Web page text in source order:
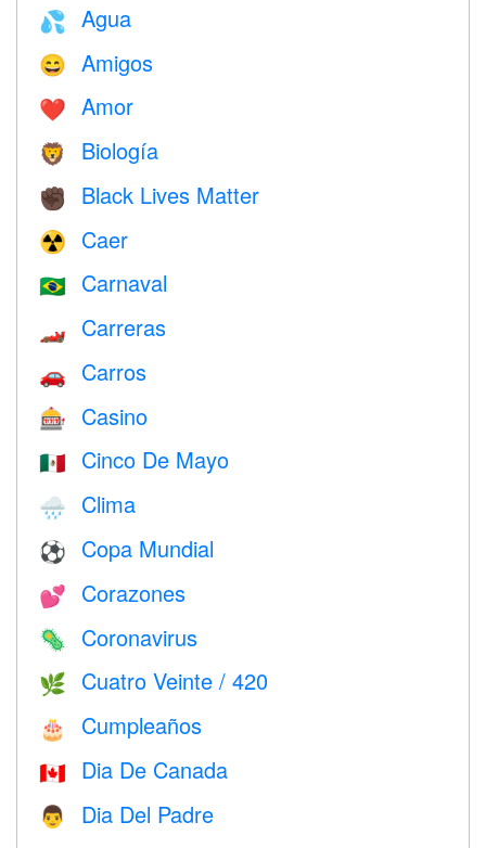
💦 Agua
😄 Amigos
❤️️ Amor
🦁 Biología
✊🏿 Black Lives Matter
☢️ Caer
🇧🇷 Carnaval
🏎 Carreras
🚗 Carros
🎰 Casino
🇲🇽 Cinco De Mayo
🌧 Clima
⚽ Copa Mundial
💕 Corazones
🦠 Coronavirus
🌿 Cuatro Veinte / 420
🎂 Cumpleaños
🇨🇦 Dia De Canada
👨
Dia Del Padre